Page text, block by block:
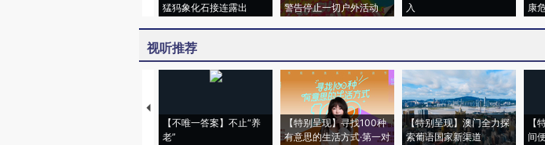
猛犸象化石接连露出
警告停止一切户外活动
入
康
视听推荐
【不唯一答案】不止“养
老”
【特别呈现】寻找100种
有意思的生活方式·第一对
【特别呈现】澳门全力探
索葡语国家新渠道
【
间